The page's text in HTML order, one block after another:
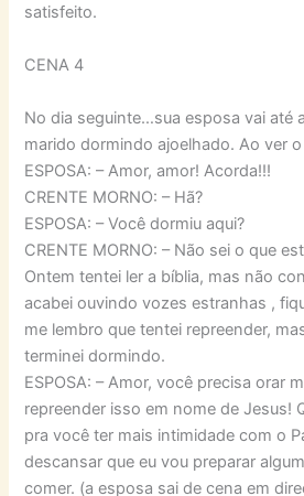
satisfeito.
CENA 4
No dia seguinte…sua esposa vai até
marido dormindo ajoelhado. Ao ver
ESPOSA: – Amor, amor! Acorda!!!
CRENTE MORNO: – Hã?
ESPOSA: – Você dormiu aqui?
CRENTE MORNO: – Não sei o que
Ontem tentei ler a bíblia, mas não
acabei ouvindo vozes estranhas ,
me lembro que tentei repreender,
terminei dormindo.
ESPOSA: – Amor, você precisa orar
repreender isso em nome de Jesus!
pra você ter mais intimidade com o
descansar que eu vou preparar
comer. (a esposa sai de cena em